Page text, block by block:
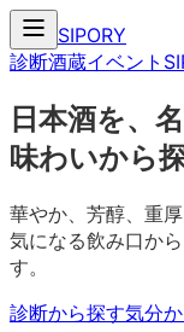
SIPORY
診断酒蔵イベント
日本酒を、
味わいから探
華やか、芳醇、重
気になる飲み口か
す。
診断から探す気分